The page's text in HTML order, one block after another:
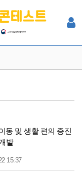
동 및 생활 편의 증진
발
15:37